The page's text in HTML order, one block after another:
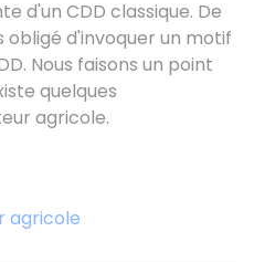
d'un CDD classique. De
obligé d'invoquer un motif
Nous faisons un point
quelques
agricole.
agricole